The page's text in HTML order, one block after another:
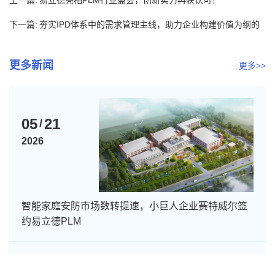
下一篇: 夯实IPD体系中的需求管理主线，助力企业构建价值为纲的
更多新闻 更多>>
05/21
2026
智能家庭安防市场数转提速，小巨人企业赛特威尔签
约易立德PLM